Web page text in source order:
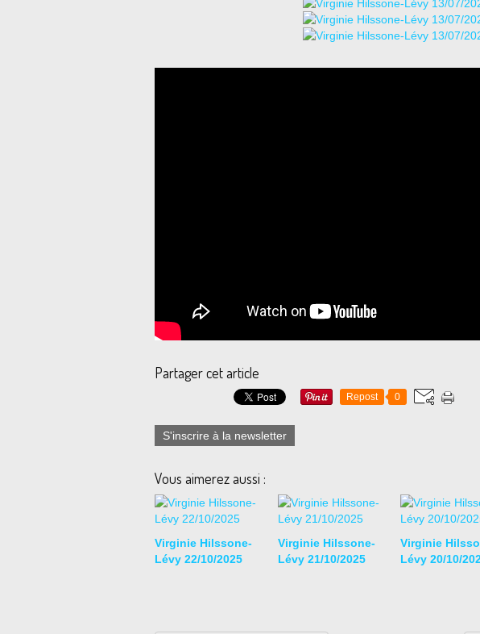
Partager cet article
Repost 0
S'inscrire à la newsletter
Vous aimerez aussi :
Virginie Hilssone-
Lévy 22/10/2025
Virginie Hilssone-
Lévy 21/10/2025
Virginie
Lévy 20/10/